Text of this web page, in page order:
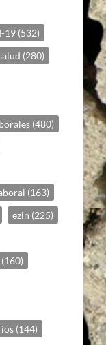
19 (532)
(280)
(480)
(163)
ezln (225)
(160)
(144)